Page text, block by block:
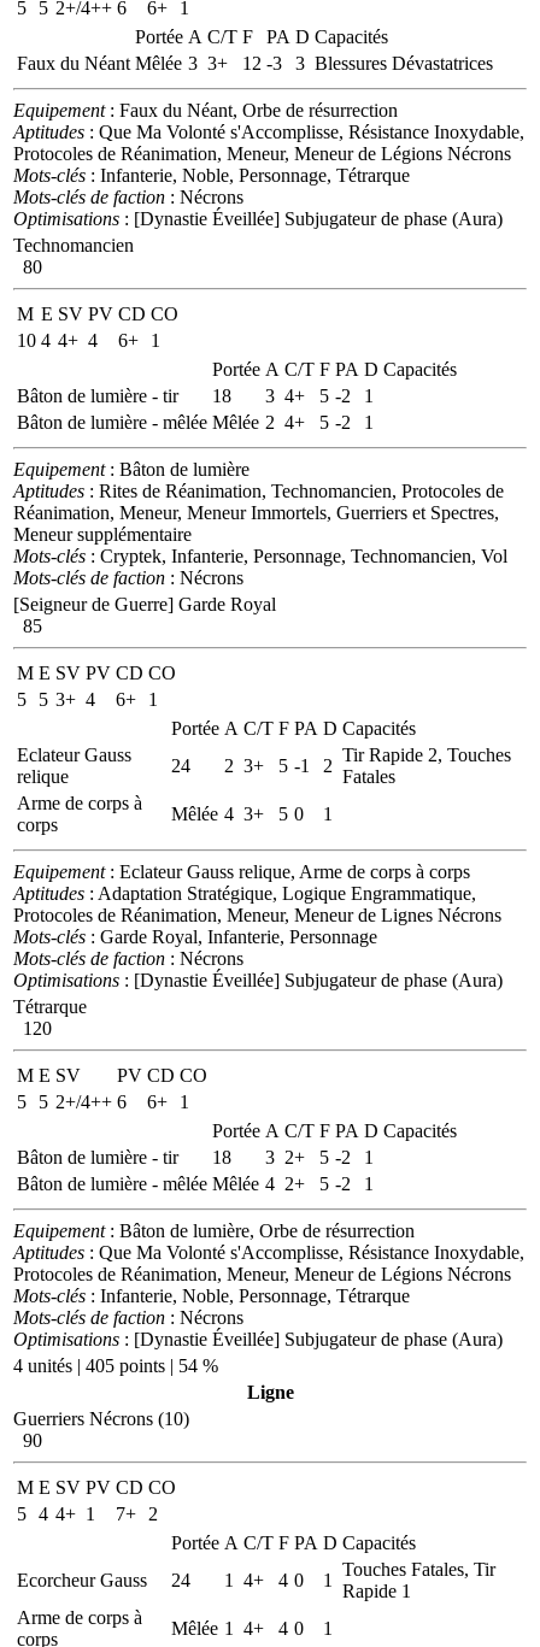
5
5 2+/4++ 6 6+
1
Portée A C/T F PA D Capacités
Faux du Néant Mêlée 3 3+ 12 -3 3 Blessures Dévastatrices
Equipement: Faux du Néant, Orbe de résurrection
Aptitudes : Que Ma Volonté s'Accomplisse, Résistance Inoxydable,
Protocoles de Réanimation, Meneur, Meneur de Légions Nécrons
Mots-clés : Infanterie, Noble, Personnage, Tétrarque
Mots-clés de faction : Nécrons
Optimisations : [Dynastie Éveillée] Subjugateur de phase (Aura)
Technomancien
80
M E SV PV CD CO
10 4 4+ 4 6+
1
Portée A C/T F PA D Capacités
Bâton de lumière - tir
18 3 4+ 5 -2
1
Bâton de lumière - mêlée Mêlée 2 4+ 5 -2 1
Equipement: Bâton de lumière
Aptitudes : Rites de Réanimation, Technomancien, Protocoles de
Réanimation, Meneur, Meneur Immortels, Guerriers et Spectres,
Meneur supplémentaire
Mots-clés : Cryptek, Infanterie, Personnage, Technomancien, Vol
Mots-clés de faction : Nécrons
[Seigneur de Guerre] Garde Royal
85
M E SV PV CD CO
5
5 3+ 4 6+
1
Portée A C/T F PA D Capacités
Eclateur Gauss
relique
24 2 3+ 5 -1 2
Tir Rapide 2, Touches
Fatales
Arme de corps à
corps
Mêlée 4 3+ 5 0 1
Equipement: Eclateur Gauss relique, Arme de corps à corps
Aptitudes : Adaptation Stratégique, Logique Engrammatique,
Protocoles de Réanimation, Meneur, Meneur de Lignes Nécrons
Mots-clés : Garde Royal, Infanterie, Personnage
Mots-clés de faction : Nécrons
Optimisations : [Dynastie Éveillée] Subjugateur de phase (Aura)
Tétrarque
120
M E SV PV CD CO
5
5 2+/4++ 6 6+
1
Portée A C/T F PA D Capacités
Bâton de lumière - tir
18 3 2+ 5 -2
1
Bâton de lumière - mêlée Mêlée 4 2+ 5 -2 1
Equipement: Bâton de lumière, Orbe de résurrection
Aptitudes : Que Ma Volonté s'Accomplisse, Résistance Inoxydable,
Protocoles de Réanimation, Meneur, Meneur de Légions Nécrons
Mots-clés : Infanterie, Noble, Personnage, Tétrarque
Mots-clés de faction : Nécrons
Optimisations : [Dynastie Éveillée] Subjugateur de phase (Aura)
4 unités | 405 points | 54 %
Ligne
Guerriers Nécrons (10)
90
M E SV PV CD CO
5 4 4+ 1 7+
2
Portée A C/T F PA D Capacités
Ecorcheur Gauss
24 1 4+ 4 0 1
Touches Fatales, Tir
Rapide 1
Arme de corps à
corps
Mêlée 1 4+ 4 0 1